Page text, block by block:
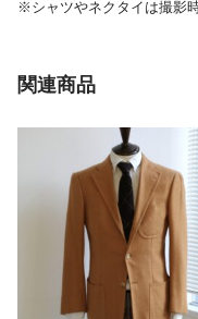
※シャツやネクタイは撮影
関連商品